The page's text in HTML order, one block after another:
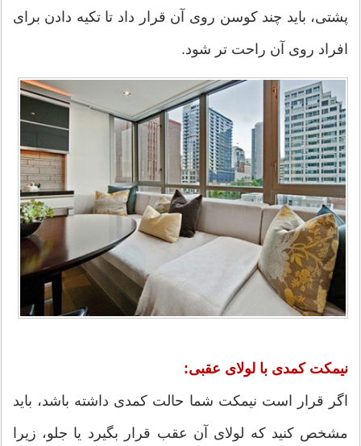
پشتی، باید چند کوسن روی آن قرار داد تا تکیه دادن برای
افراد روی آن راحت تر شود.
نیمکت کمدی با لولای عقبی:
اگر قرار است نیمکت شما حالت کمدی داشته باشد، باید
مشخص کنید که لولای آن عقب قرار بگیرد یا جلو، زیرا